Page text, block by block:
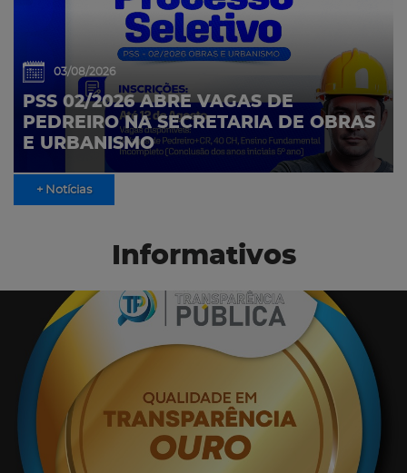
03/08/2026
PSS 02/2026 ABRE VAGAS DE
PEDREIRO NA SECRETARIA DE OBRAS
E URBANISMO
+ Notícias
Informativos